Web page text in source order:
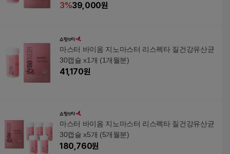
3%39,000원
마스터 바이옴 지노마스터 리스펙타 질건강유산균
30캡슐 x1개 (1개월분)
41,170원
마스터 바이옴 지노마스터 리스펙타 질건강유산균
30캡슐 x5개 (5개월분)
180,760원